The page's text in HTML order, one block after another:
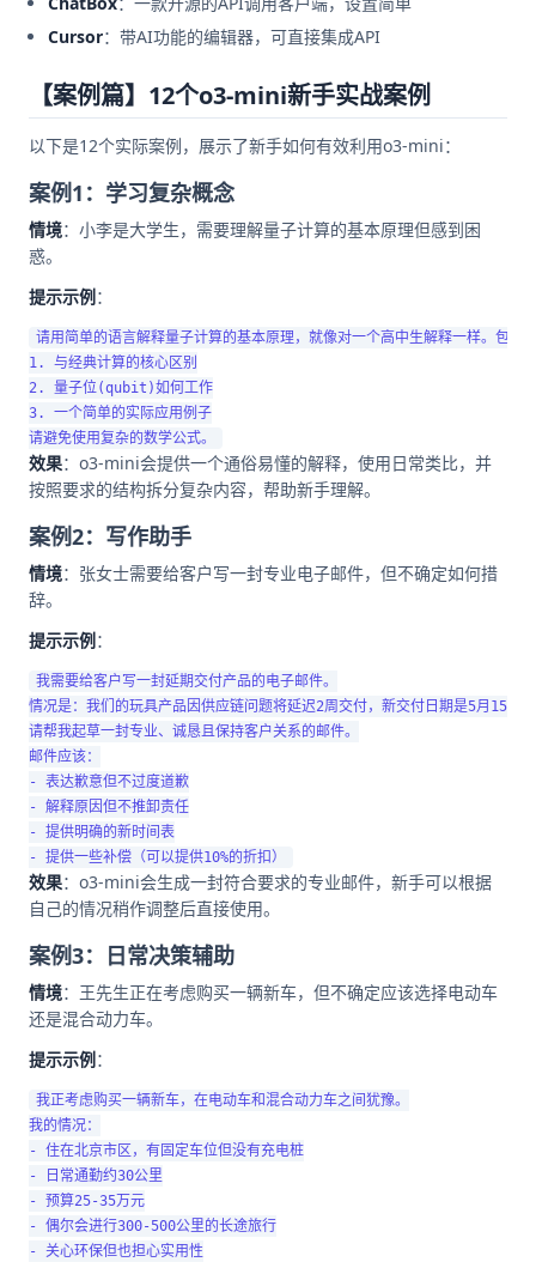
Cursor：带AI功能的编辑器，可直接集成API
【案例篇】12个o3-mini新手实战案例
以下是12个实际案例，展示了新手如何有效利用o3-mini：
案例1：学习复杂概念
情境：小李是大学生，需要理解量子计算的基本原理但感到困
惑。
提示示例 ：
请用简单的语言解释量子计算的基本原理，就像对一个高中生解释一样。包含
1. 与经典计算的核心区别
2. 量子位(qubit)如何工作
3. 一个简单的实际应用例子
效果：o3-mini会提供一个通俗易懂的解释，使用日常类比，并
按照要求的结构拆分复杂内容，帮助新手理解。
案例2：写作助手
情境：张女士需要给客户写一封专业电子邮件，但不确定如何措
辞。
提示示例 ：
我需要给客户写一封延期交付产品的电子邮件。
情况是：我们的玩具产品因供应链问题将延迟2周交付，新交付日期是5月15日。
请帮我起草一封专业、诚恳且保持客户关系的邮件。
邮件应该：
- 表达歉意但不过度道歉
- 解释原因但不推卸责任
- 提供明确的新时间表
效果：o3-mini会生成一封符合要求的专业邮件，新手可以根据
自己的情况稍作调整后直接使用。
案例3：日常决策辅助
情境：王先生正在考虑购买一辆新车，但不确定应该选择电动车
还是混合动力车。
提示示例 ：
我正考虑购买一辆新车，在电动车和混合动力车之间犹豫。
我的情况：
- 住在北京市区，有固定车位但没有充电桩
- 日常通勤约30公里
- 预算25-35万元
- 偶尔会进行300-500公里的长途旅行
- 关心环保但也担心实用性